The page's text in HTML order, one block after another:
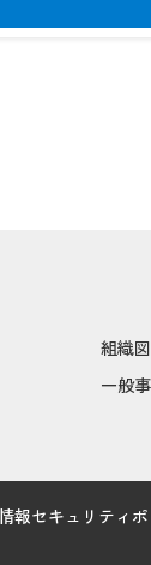
組織図
一般
報セキュリティ